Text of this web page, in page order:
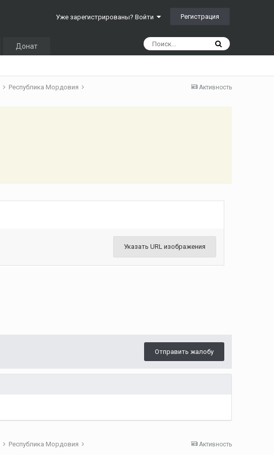
Уже зарегистрированы? Войти Регистрация
Донат
Активность
Республика Мордовия
Указать URL изображения
Отправить жалобу
Активность
Республика Мордовия